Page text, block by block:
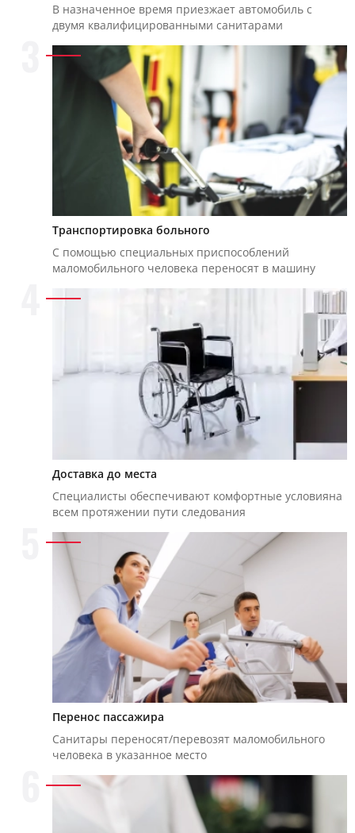
В назначенное время приезжает автомобиль с
двумя квалифицированными санитарами
Транспортировка больного
С помощью специальных приспособлений
маломобильного человека переносят в машину
Доставка до места
Специалисты обеспечивают комфортные условияна
всем протяжении пути следования
Перенос пассажира
Санитары переносят/перевозят маломобильного
человека в указанное место